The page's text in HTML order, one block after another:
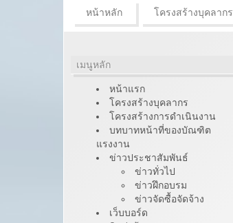
หน้าหลัก โครงสร้างบุคลากร
เมนูหลัก
หน้าแรก
โครงสร้างบุคลากร
โครงสร้างการดำเนินงาน
บทบาทหน้าที่ของบัณฑิต
แรงงาน
ข่าวประชาสัมพันธ์
ข่าวทั่วไป
ข่าวฝึกอบรม
ข่าวจัดซื้อจัดจ้าง
เว็บบอร์ด